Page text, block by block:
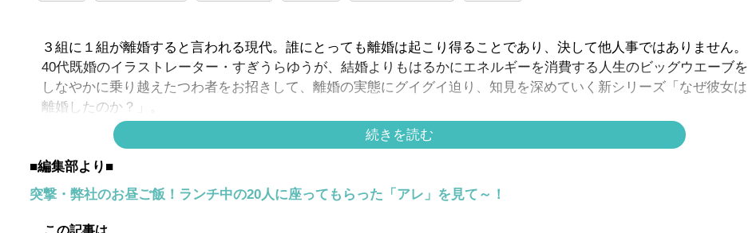
３組に１組が離婚すると言われる現代。誰にとっても離婚は起こり得ることであり、決して他人事ではありません。
40代既婚のイラストレーター・すぎうらゆうが、結婚よりもはるかにエネルギーを消費する人生のビッグウエーブを
しなやかに乗り越えたつわ者をお招きして、離婚の実態にグイグイ迫り、知見を深めていく新シリーズ「なぜ彼女は
離婚したのか？」。
ネガティブにとらえられがちな離婚。でもその荒波を越えた経験によって、自分らしく生きれるようになった女性も
続きを読む
■編集部より■
突撃・弊社のお昼ご飯！ランチ中の20人に座ってもらった「アレ」を見て～！